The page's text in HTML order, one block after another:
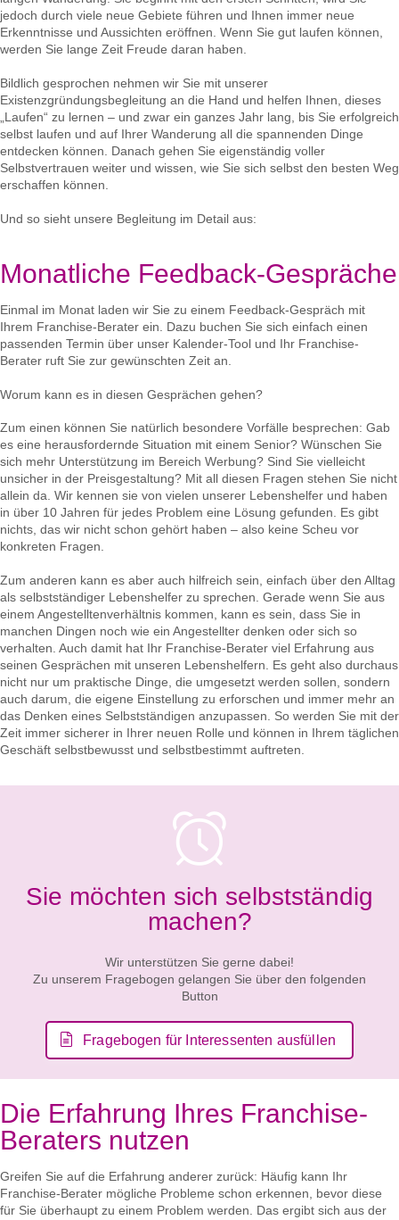
jedoch durch viele neue Gebiete führen und Ihnen immer neue
Erkenntnisse und Aussichten eröffnen. Wenn Sie gut laufen können,
werden Sie lange Zeit Freude daran haben.
Bildlich gesprochen nehmen wir Sie mit unserer
Existenzgründungsbegleitung an die Hand und helfen Ihnen, dieses
„Laufen“ zu lernen – und zwar ein ganzes Jahr lang, bis Sie erfolgreich
selbst laufen und auf Ihrer Wanderung all die spannenden Dinge
entdecken können. Danach gehen Sie eigenständig voller
Selbstvertrauen weiter und wissen, wie Sie sich selbst den besten Weg
erschaffen können.
Und so sieht unsere Begleitung im Detail aus:
Monatliche Feedback-Gespräche
Einmal im Monat laden wir Sie zu einem Feedback-Gespräch mit
Ihrem Franchise-Berater ein. Dazu buchen Sie sich einfach einen
passenden Termin über unser Kalender-Tool und Ihr Franchise-
Berater ruft Sie zur gewünschten Zeit an.
Worum kann es in diesen Gesprächen gehen?
Zum einen können Sie natürlich besondere Vorfälle besprechen: Gab
es eine herausfordernde Situation mit einem Senior? Wünschen Sie
sich mehr Unterstützung im Bereich Werbung? Sind Sie vielleicht
unsicher in der Preisgestaltung? Mit all diesen Fragen stehen Sie nicht
allein da. Wir kennen sie von vielen unserer Lebenshelfer und haben
in über 10 Jahren für jedes Problem eine Lösung gefunden. Es gibt
nichts, das wir nicht schon gehört haben – also keine Scheu vor
konkreten Fragen.
Zum anderen kann es aber auch hilfreich sein, einfach über den Alltag
als selbstständiger Lebenshelfer zu sprechen. Gerade wenn Sie aus
einem Angestelltenverhältnis kommen, kann es sein, dass Sie in
manchen Dingen noch wie ein Angestellter denken oder sich so
verhalten. Auch damit hat Ihr Franchise-Berater viel Erfahrung aus
seinen Gesprächen mit unseren Lebenshelfern. Es geht also durchaus
nicht nur um praktische Dinge, die umgesetzt werden sollen, sondern
auch darum, die eigene Einstellung zu erforschen und immer mehr an
das Denken eines Selbstständigen anzupassen. So werden Sie mit der
Zeit immer sicherer in Ihrer neuen Rolle und können in Ihrem täglichen
Geschäft selbstbewusst und selbstbestimmt auftreten.
Sie möchten sich selbstständig
machen?
Wir unterstützen Sie gerne dabei!
Zu unserem Fragebogen gelangen Sie über den folgenden
Button
Fragebogen für Interessenten ausfüllen
Die Erfahrung Ihres Franchise-
Beraters nutzen
Greifen Sie auf die Erfahrung anderer zurück: Häufig kann Ihr
Franchise-Berater mögliche Probleme schon erkennen, bevor diese
für Sie überhaupt zu einem Problem werden. Das ergibt sich aus der